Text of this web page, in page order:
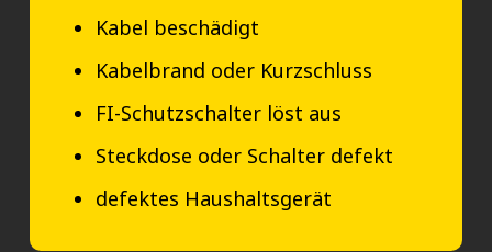
Kabel beschädigt
Kabelbrand oder Kurzschluss
FI-Schutzschalter löst aus
Steckdose oder Schalter defekt
defektes Haushaltsgerät